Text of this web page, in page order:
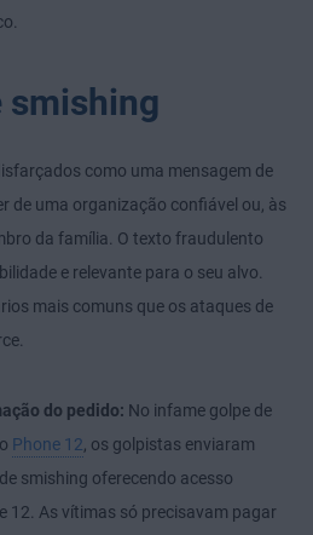
smishing
como uma mensagem de
de uma organização confiável ou, às
da família. O texto fraudulento
e relevante para o seu alvo.
mais comuns que os ataques de
do pedido: No infame golpe de
Phone 12, os golpistas enviaram
smishing oferecendo acesso
12. As vítimas só precisavam pagar